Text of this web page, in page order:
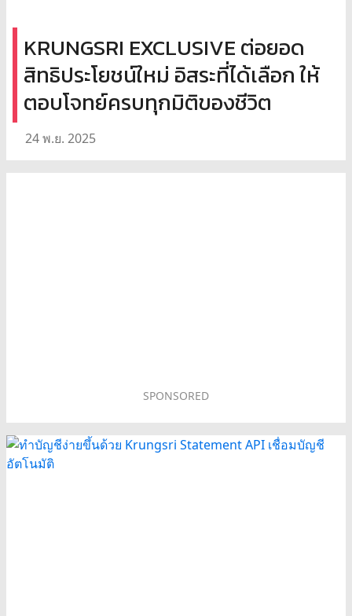
KRUNGSRI EXCLUSIVE ต่อยอด
สิทธิประโยชน์ใหม่ อิสระที่ได้เลือก ให้
ตอบโจทย์ครบทุกมิติของชีวิต
24 พ.ย. 2025
SPONSORED